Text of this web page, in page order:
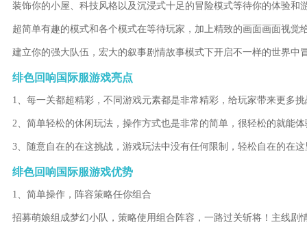
装饰你的小屋、科技风格以及沉浸式十足的冒险模式等待你的体验和
超简单有趣的模式和各个模式在等待玩家，加上精致的画面画面视觉
建立你的强大队伍，宏大的叙事剧情故事模式下开启不一样的世界中
绯色回响国际服游戏亮点
1、每一关都超精彩，不同游戏元素都是非常精彩，给玩家带来更多
2、简单轻松的休闲玩法，操作方式也是非常的简单，很轻松的就能
3、随意自在的在这挑战，游戏玩法中没有任何限制，轻松自在的在
绯色回响国际服游戏优势
1、简单操作，阵容策略任你组合
招募萌娘组成梦幻小队，策略使用组合阵容，一路过关斩将！主线